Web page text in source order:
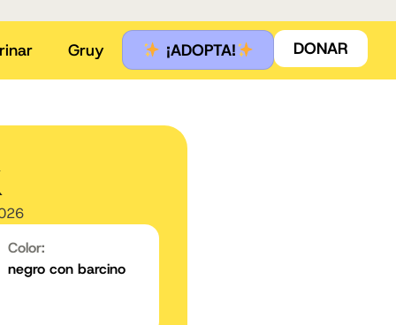
Gruy ¡ADOPTA! DONAR
Color:
negro con barcino